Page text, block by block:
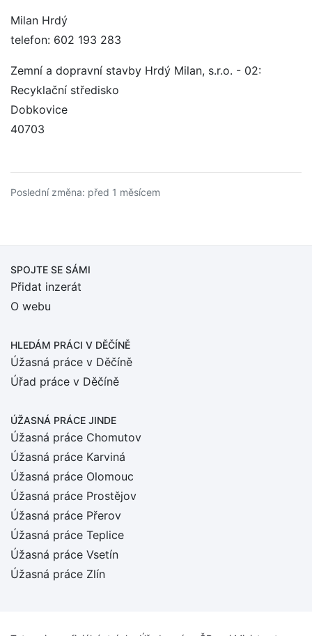
Milan Hrdý
telefon: 602 193 283
Zemní a dopravní stavby Hrdý Milan, s.r.o. - 02:
Recyklační středisko
Dobkovice
40703
Poslední změna: před 1 měsícem
SPOJTE SE SÁMI
Přidat inzerát
O webu
HLEDÁM PRÁCI V DĚČÍNĚ
Úžasná práce v Děčíně
Úřad práce v Děčíně
ÚŽASNÁ PRÁCE JINDE
Úžasná práce Chomutov
Úžasná práce Karviná
Úžasná práce Olomouc
Úžasná práce Prostějov
Úžasná práce Přerov
Úžasná práce Teplice
Úžasná práce Vsetín
Úžasná práce Zlín